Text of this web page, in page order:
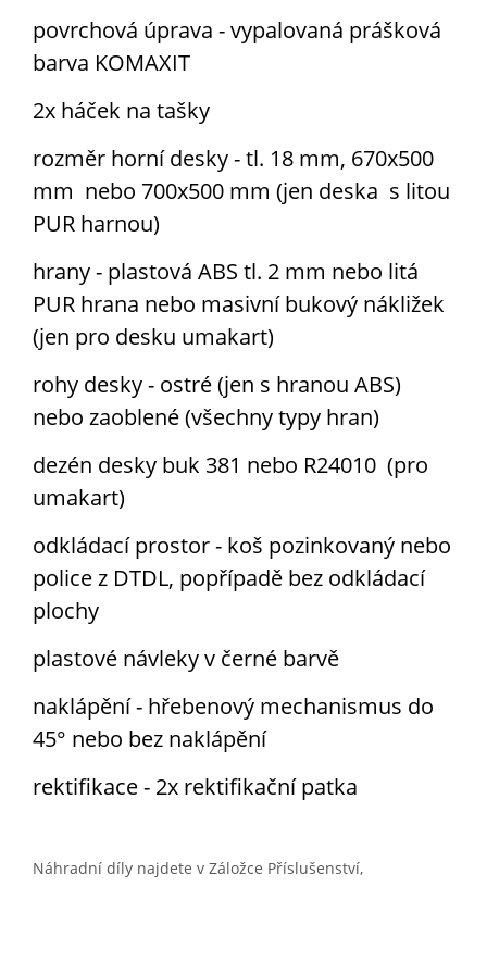
zelená
zelená
6024 zelená
6029 mátově
7015 břidlicově
7032 křemenově
7035 světlešedá
7037 zaprášená
7046 šedá 2 8002 hnědá
8003 bahenní
hnědá
8007 lískově
hnědá
8015 kaštanově
hnědá
8017 čokoládově
hnědá
8019 šedohnědá
9001 krémově
bílá
povrchová úprava - vypalovaná prášková
barva KOMAXIT
2x háček na tašky
rozměr horní desky - tl. 18 mm, 670x500
mm nebo 700x500 mm (jen deska s litou
PUR harnou)
hrany - plastová ABS tl. 2 mm nebo litá
PUR hrana nebo masivní bukový nákližek
(jen pro desku umakart)
rohy desky - ostré (jen s hranou ABS)
nebo zaoblené (všechny typy hran)
dezén desky buk 381 nebo R24010 (pro
umakart)
odkládací prostor - koš pozinkovaný nebo
police z DTDL, popřípadě bez odkládací
plochy
plastové návleky v černé barvě
naklápění - hřebenový mechanismus do
45° nebo bez naklápění
rektifikace - 2x rektifikační patka
Náhradní díly najdete v Záložce Příslušenství,